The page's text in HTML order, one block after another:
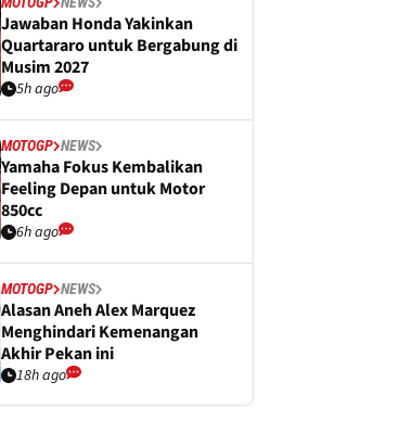
Jawaban Honda Yakinkan
Quartararo untuk Bergabung di
Musim 2027
5h ago
MOTOGP NEWS
Yamaha Fokus Kembalikan
Feeling Depan untuk Motor
850cc
6h ago
MOTOGP NEWS
Alasan Aneh Alex Marquez
Menghindari Kemenangan
Akhir Pekan ini
18h ago